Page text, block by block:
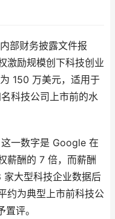
部财务披露文件报
激励规模创下科技创业
150 万美元，适用于
科技公司上市前的水
一数字是 Google 在
薪酬的 7 倍，而薪酬
大型科技企业数据后
约为典型上市前科技公
评。